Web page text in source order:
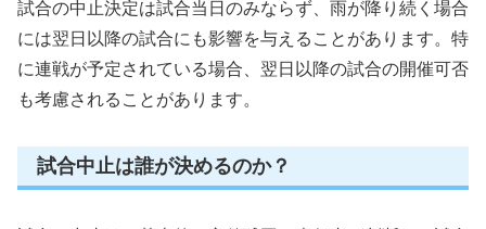
試合の中止決定は試合当日のみならず、雨が降り続く場合
には翌日以降の試合にも影響を与えることがあります。特
に連戦が予定されている場合、翌日以降の試合の開催可否
も考慮されることがあります。
試合中止は誰が決めるのか？